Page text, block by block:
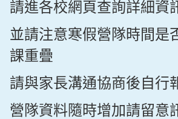
請進各校網頁查詢詳細資
並請注意寒假營隊時間是
課重疊
請與家長溝通協商後自行
營隊資料隨時增加請留意